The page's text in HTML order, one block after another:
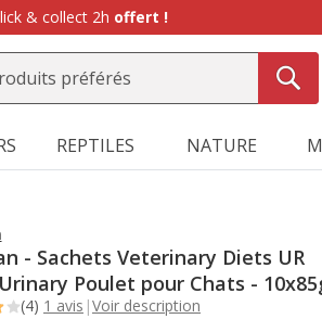
& collect 2h offert !
REPTILES NATURE
- Sachets Veterinary Diets UR
Poulet pour Chats -
(4) 1 avis |Voir description